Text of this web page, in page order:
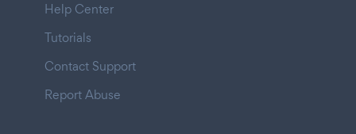
Help Center
Tutorials
Contact Support
Report Abuse